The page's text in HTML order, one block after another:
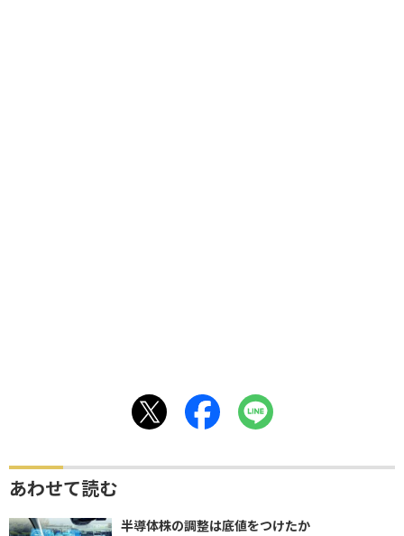
あわせて読む
半導体株の調整は底値をつけたか